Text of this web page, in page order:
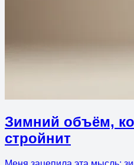
Зимний объём,
стройнит